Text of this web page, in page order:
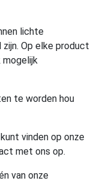
lichte
Op elke product
te worden hou
vinden op onze
met ons op.
van onze